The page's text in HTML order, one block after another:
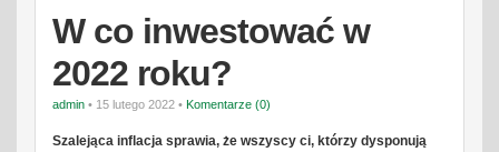
W co inwestować w
2022 roku?
admin • 15 lutego 2022 • Komentarze (0)
Szalejąca inflacja sprawia, że wszyscy ci, którzy dysponują